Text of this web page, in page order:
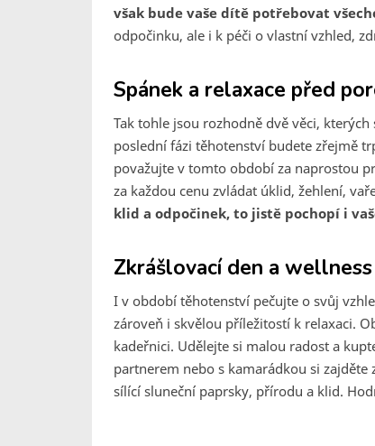
však bude vaše dítě potřebovat
odpočinku, ale i k péči o vlastní vzhled,
Spánek a relaxace před
Tak tohle jsou rozhodně dvě věci,
poslední fázi těhotenství budete zřejmě
považujte v tomto období za naprostou
za každou cenu zvládat úklid, žehlení,
klid a odpočinek, to jistě pochopí i
Zkrášlovací den a
I v období těhotenství pečujte o svůj
zároveň i skvělou příležitostí k relaxaci.
kadeřnici. Udělejte si malou radost a
partnerem nebo s kamarádkou si
sílící sluneční paprsky, přírodu a klid.